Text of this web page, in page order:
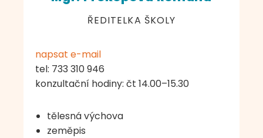
ŘEDITELKA ŠKOLY
napsat e-mail
tel: 733 310 946
konzultační hodiny: čt 14.00–15.30
tělesná výchova
zeměpis